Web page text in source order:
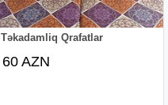
Təkadamliq Qrafatlar
60 AZN